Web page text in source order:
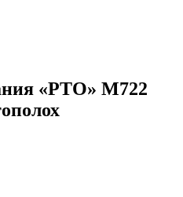
«РТО» M722